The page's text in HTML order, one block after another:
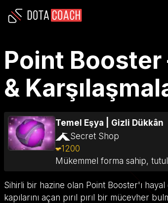
Point
&
Temel Eşya
Gizli Dükkân
Secret Shop
1200
Mükemmel forma sahip,
Sihirli bir hazine olan Point Booster'ı
kapılarını açan pırıl pırıl bir mücevher